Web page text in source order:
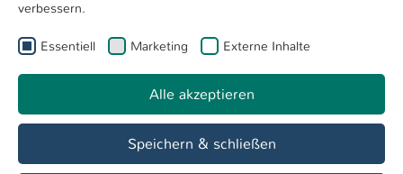
Hochschule
International
Prof. Dr. phil. Claudia Münz
Veröffentlichungen
Veröffentlichungen
verbessern.
Essentiell Marketing Externe Inhalte
Alle akzeptieren
Speichern & schließen